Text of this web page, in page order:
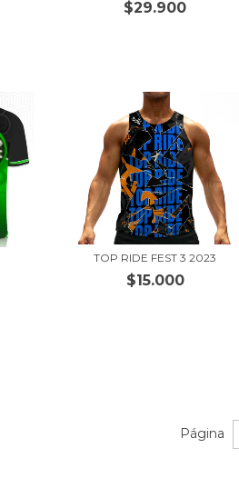
$29.900
TOP RIDE FEST 3 2023
$15.000
Página